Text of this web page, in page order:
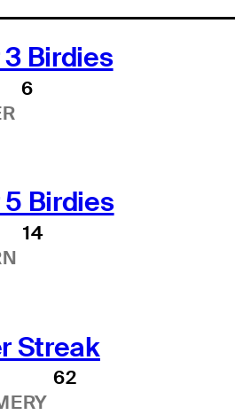
Birdies
6
Birdies
14
Streak
62